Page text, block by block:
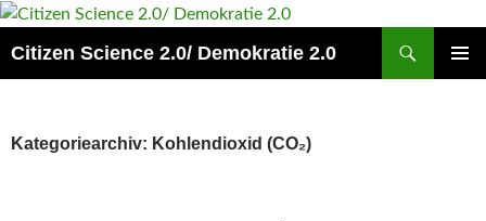
Zum
springen
Citizen Science 2.0/ Demokratie 2.0
Kategoriearchiv: Kohlendioxid (CO₂)